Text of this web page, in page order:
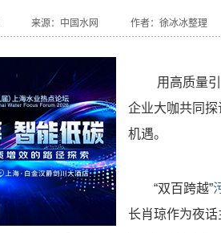
来源： 中国水网 作者：徐冰冰整理
用高质量
企业大咖共同
机遇。
“双百跨越”
长肖琼作为夜